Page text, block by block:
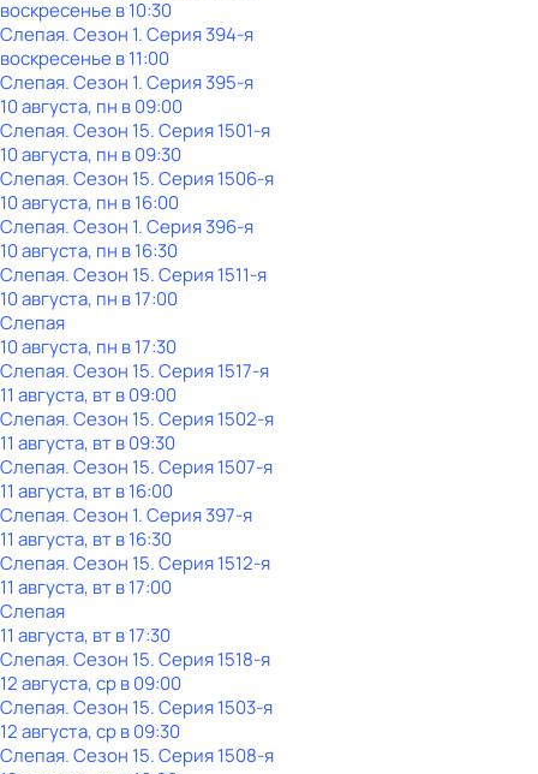
воскресенье в10:30
Слепая. Сезон 1. Серия 394-я
воскресенье в11:00
Слепая. Сезон 1. Серия 395-я
10 августа, пн в 09:00
Слепая. Сезон 15. Серия 1501-я
10 августа, пн в 09:30
Слепая. Сезон 15. Серия 1506-я
10 августа, пн в 16:00
Слепая. Сезон 1. Серия 396-я
10 августа, пн в 16:30
Слепая. Сезон 15. Серия 1511-я
10 августа, пн в 17:00
Слепая
10 августа, пн в 17:30
Слепая. Сезон 15. Серия 1517-я
11 августа, вт в 09:00
Слепая. Сезон 15. Серия 1502-я
11 августа, вт в 09:30
Слепая. Сезон 15. Серия 1507-я
11 августа, вт в 16:00
Слепая. Сезон 1. Серия 397-я
11 августа, вт в 16:30
Слепая. Сезон 15. Серия 1512-я
11 августа, вт в 17:00
Слепая
11 августа, вт в 17:30
Слепая. Сезон 15. Серия 1518-я
12 августа, ср в 09:00
Слепая. Сезон 15. Серия 1503-я
12 августа, ср в 09:30
Слепая. Сезон 15. Серия 1508-я